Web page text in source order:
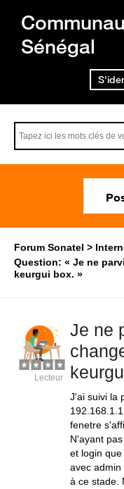
Sénégal
Forum Sonatel
Question: « Je ne
keurgui box. »
Je ne
J'ai suivi la
fenetre
N'ayant
et login
avec
à ce stade.
Lecteur